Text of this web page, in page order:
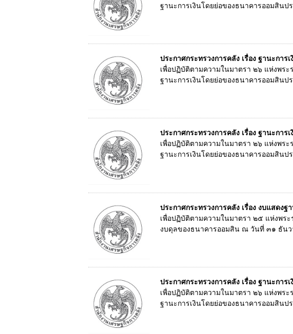
ฐานะการเงินโดยย่อของธนาคารออมสิน
ประกาศกระทรวงการคลัง เรื่อง ฐานะกา
เพื่อปฏิบัติตามความในมาตรา ๒๖ แห่งพร
ฐานะการเงินโดยย่อของธนาคารออมสิน
ประกาศกระทรวงการคลัง เรื่อง ฐานะกา
เพื่อปฏิบัติตามความในมาตรา ๒๖ แห่งพร
ฐานะการเงินโดยย่อของธนาคารออมสิน
ประกาศกระทรวงการคลัง เรื่อง งบแสดง
เพื่อปฏิบัติตามความในมาตรา ๒๕ แห่งพร
งบดุลของธนาคารออมสิน ณ วันที่ ๓๑ ธัน
ประกาศกระทรวงการคลัง เรื่อง ฐานะกา
เพื่อปฏิบัติตามความในมาตรา ๒๖ แห่งพร
ฐานะการเงินโดยย่อของธนาคารออมสิน